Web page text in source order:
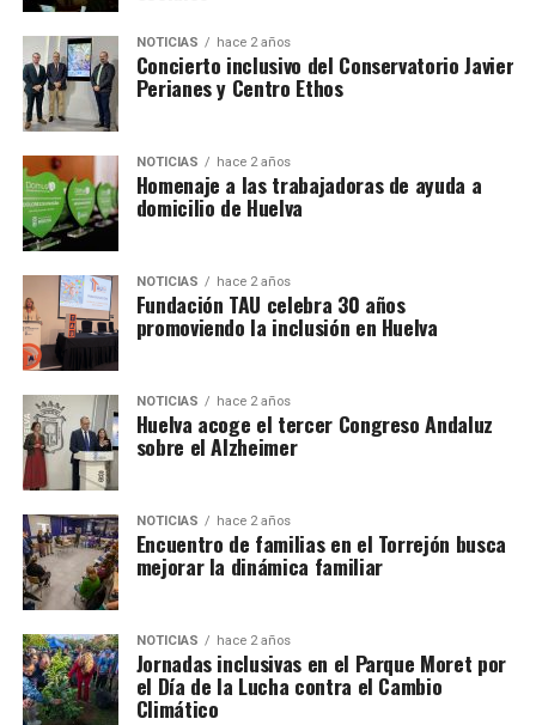
NOTICIAS hace 2 años
Concierto inclusivo del Conservatorio Javier
Perianes y Centro Ethos
NOTICIAS hace 2 años
Homenaje a las trabajadoras de ayuda a
domicilio de Huelva
NOTICIAS hace 2 años
Fundación TAU celebra 30 años
promoviendo la inclusión en Huelva
NOTICIAS hace 2 años
Huelva acoge el tercer Congreso Andaluz
sobre el Alzheimer
NOTICIAS hace 2 años
Encuentro de familias en el Torrejón busca
mejorar la dinámica familiar
NOTICIAS hace 2 años
Jornadas inclusivas en el Parque Moret por
el Día de la Lucha contra el Cambio
Climático